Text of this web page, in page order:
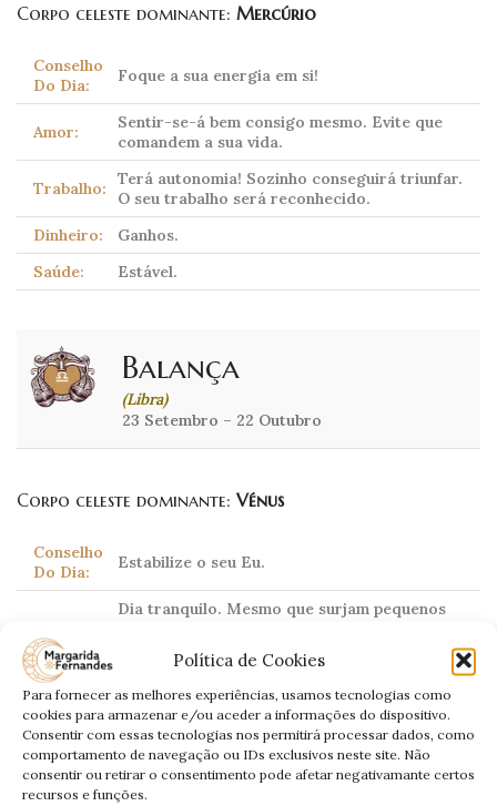
Política de Cookies
Para fornecer as melhores experiências, usamos tecnologias como
cookies para armazenar e/ou aceder a informações do dispositivo.
Consentir com essas tecnologias nos permitirá processar dados, como
comportamento de navegação ou IDs exclusivos neste site. Não
consentir ou retirar o consentimento pode afetar negativamante certos
recursos e funções.
Corpo celeste dominante: Mercúrio
Conselho
Do Dia:
Foque a sua energia em si!
Amor:
Sentir-se-á bem consigo mesmo. Evite que
comandem a sua vida.
Trabalho:
Terá autonomia! Sozinho conseguirá triunfar.
O seu trabalho será reconhecido.
Dinheiro:
Ganhos.
Saúde:
Estável.
Balança
(Libra)
23 Setembro – 22 Outubro
Corpo celeste dominante: Vénus
Conselho
Do Dia:
Estabilize o seu Eu.
Dia tranquilo. Mesmo que surjam pequenos
harmonizar qualquer ambiente tenso.
Trabalho:
Sem novidades, mas protegido. O trabalho
irá fluir com regularidade e normalidade.
Dinheiro:
Estável.
Saúde:
Beba mais água.